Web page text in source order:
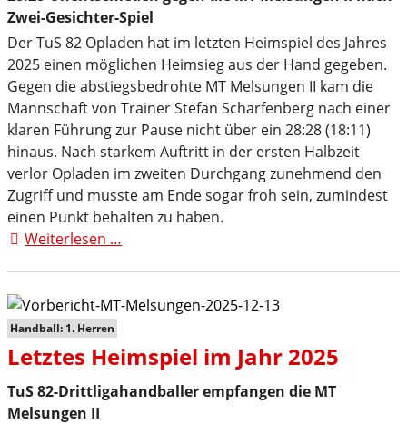
Zwei-Gesichter-Spiel
Der TuS 82 Opladen hat im letzten Heimspiel des Jahres
2025 einen möglichen Heimsieg aus der Hand gegeben.
Gegen die abstiegsbedrohte MT Melsungen II kam die
Mannschaft von Trainer Stefan Scharfenberg nach einer
klaren Führung zur Pause nicht über ein 28:28 (18:11)
hinaus. Nach starkem Auftritt in der ersten Halbzeit
verlor Opladen im zweiten Durchgang zunehmend den
Zugriff und musste am Ende sogar froh sein, zumindest
einen Punkt behalten zu haben.
Weiterlesen …
gibt
Führung
aus
der
Handball: 1. Herren
Letztes Heimspiel im Jahr 2025
TuS 82-Drittligahandballer empfangen die MT
Melsungen II